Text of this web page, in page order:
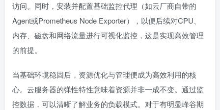
访问。同时，安装并配置基础监控代理（如云厂商自带的
Agent或Prometheus Node Exporter），以便后续对CPU、
内存、磁盘和网络流量进行可视化监控，这是实现高效管理
的前提。
当基础环境稳固后，资源优化与管理便成为高效利用的核
心。云服务器的弹性特性意味着资源并非一成不变。通过监
控数据，可以清晰了解业务的负载模式。对于有明显峰谷期